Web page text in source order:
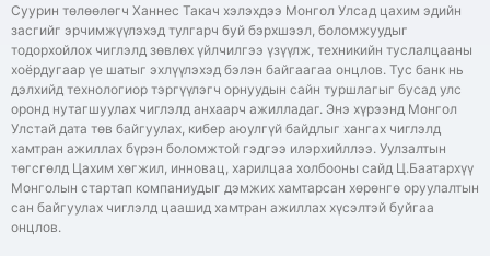
Суурин төлөөлөгч Ханнес Такач хэлэхдээ Монгол Улсад цахим эдийн
засгийг эрчимжүүлэхэд тулгарч буй бэрхшээл, боломжуудыг
тодорхойлох чиглэлд зөвлөх үйлчилгээ үзүүлж, техникийн туслалцааны
хоёрдугаар үе шатыг эхлүүлэхэд бэлэн байгаагаа онцлов. Тус банк нь
дэлхийд технологиор тэргүүлэгч орнуудын сайн туршлагыг бусад улс
оронд нутагшуулах чиглэлд анхаарч ажилладаг. Энэ хүрээнд Монгол
Улстай дата төв байгуулах, кибер аюулгүй байдлыг хангах чиглэлд
хамтран ажиллах бүрэн боломжтой гэдгээ илэрхийллээ. Уулзалтын
төгсгөлд Цахим хөгжил, инновац, харилцаа холбооны сайд Ц.Баатархүү
Монголын стартап компаниудыг дэмжих хамтарсан хөрөнгө оруулалтын
сан байгуулах чиглэлд цаашид хамтран ажиллах хүсэлтэй буйгаа
онцлов.